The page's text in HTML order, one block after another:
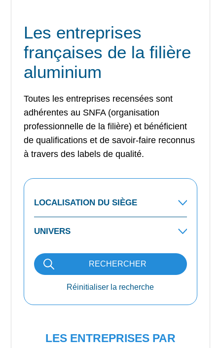
Les entreprises
françaises de la filière
aluminium
Toutes les entreprises recensées sont
adhérentes au SNFA (organisation
professionnelle de la filière) et bénéficient
de qualifications et de savoir-faire reconnus
à travers des labels de qualité.
RECHERCHER
Réinitialiser la recherche
LES ENTREPRISES PAR